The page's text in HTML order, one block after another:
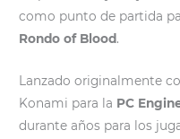
como punto de partida
Rondo of Blood.
Lanzado originalmente
Konami para la PC
durante años para los